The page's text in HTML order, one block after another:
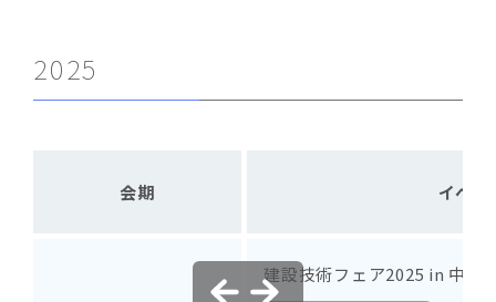
2025
会期 イベ
建設技術フェア2025 in 中部